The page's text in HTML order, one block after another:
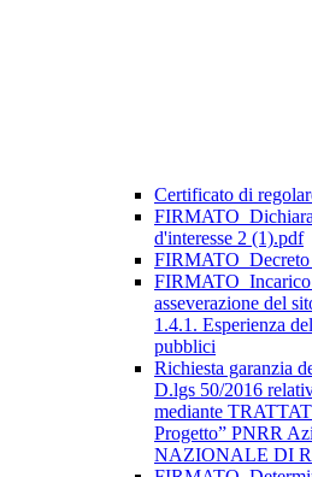
Certificato di
d'interesse 2 (1).pdf
FIRMATO_Decreto
FIRMATO_Incarico
asseverazione del
1.4.1. Esperienza
pubblici
Richiesta garanzia
D.lgs 50/2016
mediante
Progetto” PNRR
NAZIONALE DI